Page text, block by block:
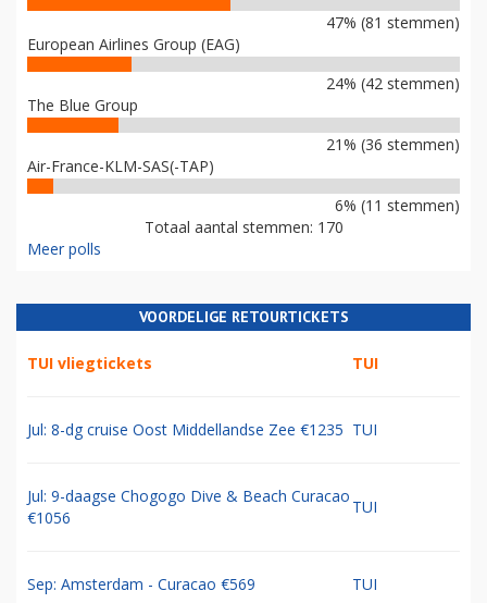
47% (81 stemmen)
European Airlines Group (EAG)
24% (42 stemmen)
The Blue Group
21% (36 stemmen)
Air-France-KLM-SAS(-TAP)
6% (11 stemmen)
Totaal aantal stemmen: 170
Meer polls
VOORDELIGE RETOURTICKETS
TUI vliegtickets TUI
Jul: 8-dg cruise Oost Middellandse Zee €1235 TUI
Jul: 9-daagse Chogogo Dive & Beach Curacao
€1056
TUI
Sep: Amsterdam - Curacao €569 TUI